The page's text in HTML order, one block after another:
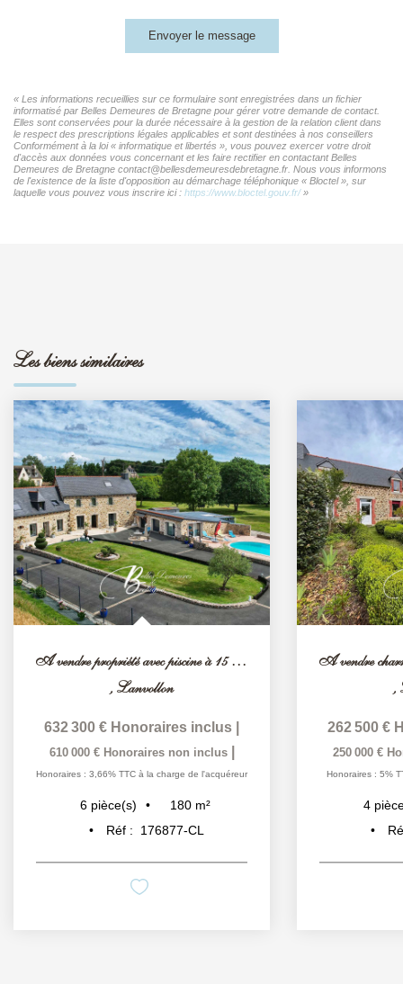
Envoyer le message
« Les informations recueillies sur ce formulaire sont enregistrées dans un fichier
informatisé par Belles Demeures de Bretagne pour gérer votre demande de contact.
Elles sont conservées pour la durée nécessaire à la gestion de la relation client dans
le respect des prescriptions légales applicables et sont destinées à nos conseillers
Conformément à la loi « informatique et libertés », vous pouvez exercer votre droit
d'accès aux données vous concernant et les faire rectifier en contactant Belles
Demeures de Bretagne contact@bellesdemeuresdebretagne.fr. Nous vous informons
de l'existence de la liste d'opposition au démarchage téléphonique « Bloctel », sur
laquelle vous pouvez vous inscrire ici : https://www.bloctel.gouv.fr/»
Les biens similaires
A vendre propriété avec piscine à 15 mn du littoral et des...
, Lanvollon
632 300 € Honoraires inclus
610 000 € Honoraires non inclus
Honoraires : 3,66% TTC à la charge de l'acquéreur
6 pièce(s) 180 m²
Réf :
176877-CL
,
262 500 €
250 000 €
Honoraires : 5%
4